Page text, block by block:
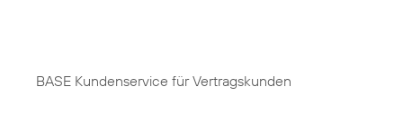
BASE Kundenservice für Vertragskunden